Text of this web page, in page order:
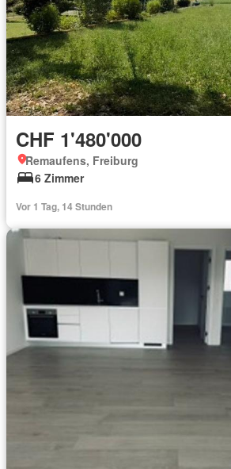
CHF 1'480'000
Remaufens, Freiburg
6 Zimmer
Vor 1 Tag, 14 Stunden